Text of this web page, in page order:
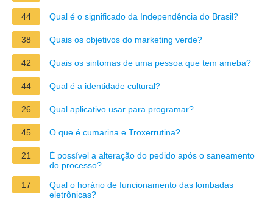
44 Qual é o significado da Independência do Brasil?
38 Quais os objetivos do marketing verde?
42 Quais os sintomas de uma pessoa que tem ameba?
44 Qual é a identidade cultural?
26 Qual aplicativo usar para programar?
45 O que é cumarina e Troxerrutina?
21
É possível a alteração do pedido após o saneamento
do processo?
17
Qual o horário de funcionamento das lombadas
eletrônicas?